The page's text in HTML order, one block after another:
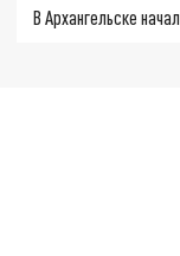
В Архангельске